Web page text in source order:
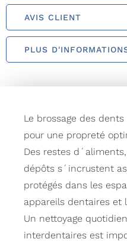
AVIS CLIENT
PLUS
Le brossage des
pour une propreté
Des restes
dépôts s´incrustent
protégés dans les
appareils dentaires et
Un nettoyage
interdentaires est